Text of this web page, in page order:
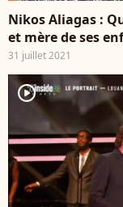
Nikos Aliagas :
et mère de ses
31 juillet 2021
player2